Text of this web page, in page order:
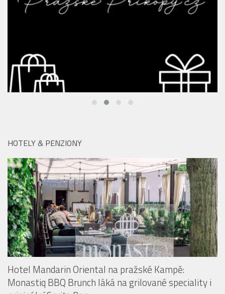
HOTELY & PENZIONY
Hotel Mandarin Oriental na pražské Kampě:
Monastiq BBQ Brunch láká na grilované speciality i
originální Spritz Bar